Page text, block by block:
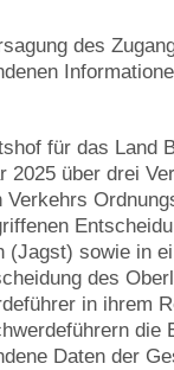
des
für das Land
2025 über drei
Verkehrs
(Jagst) sowie in
des
in ihrem
die
Daten der